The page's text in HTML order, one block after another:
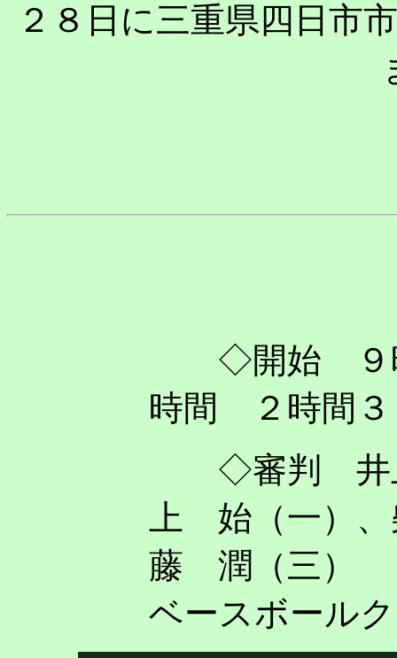
２８日に三重県四日市
◇開始 ９
時間 ２時間３
◇審判 井
上 始（一）
藤 潤（三）
ベースボール